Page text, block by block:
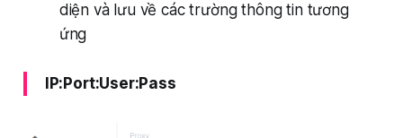
diện và lưu về các trường thông tin tương
ứng
IP:Port:User:Pass